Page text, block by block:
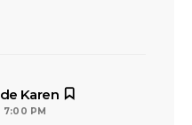
Karen
7:00 PM